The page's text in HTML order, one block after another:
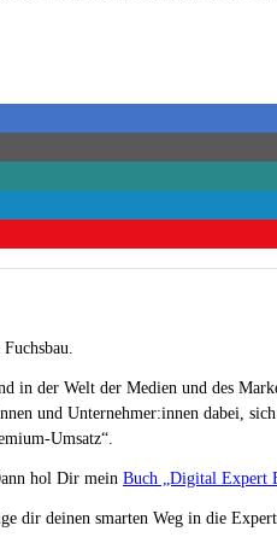
in der Welt der Medien und des
und Unternehmer:innen dabei,
Umsatz“.
hol Dir mein Buch „Digital Expert
dir deinen smarten Weg in die